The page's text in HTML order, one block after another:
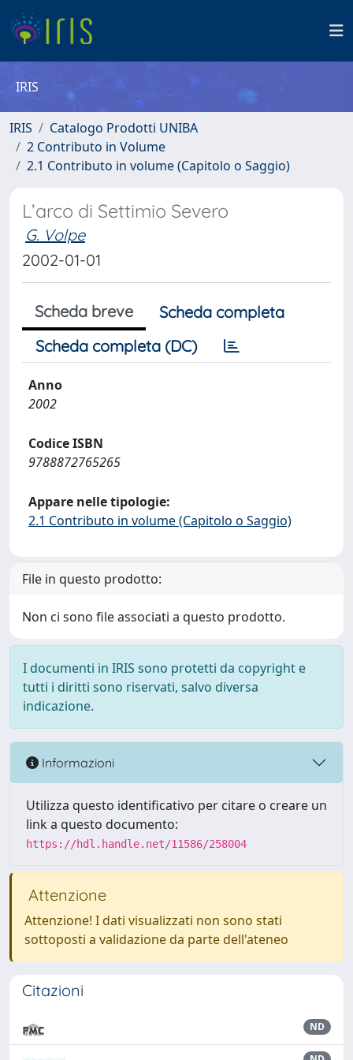
IRIS
IRIS
Catalogo Prodotti UNIBA
2 Contributo in Volume
2.1 Contributo in volume (Capitolo o Saggio)
L’arco di Settimio Severo
G. Volpe
2002-01-01
Scheda breve
Scheda completa
Scheda completa (DC)
Anno
2002
Codice ISBN
9788872765265
Appare nelle tipologie:
2.1 Contributo in volume (Capitolo o Saggio)
File in questo prodotto:
Non ci sono file associati a questo prodotto.
I documenti in IRIS sono protetti da copyright e
tutti i diritti sono riservati, salvo diversa
indicazione.
Informazioni
Utilizza questo identificativo per citare o creare un
link a questo documento:
https://hdl.handle.net/11586/258004
Attenzione
Attenzione! I dati visualizzati non sono stati
sottoposti a validazione da parte dell'ateneo
Citazioni
ND